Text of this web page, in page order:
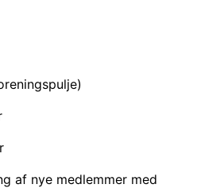
af nye medlemmer med